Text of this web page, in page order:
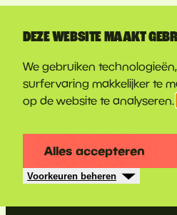
DEZE WEBSITE MAAKT
We gebruiken
surfervaring makkelijker te
op de website te analyseren.
Alles accepteren
Voorkeuren beheren